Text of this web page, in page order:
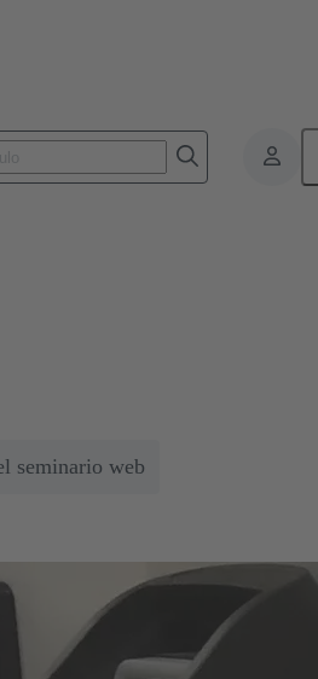
seminario web